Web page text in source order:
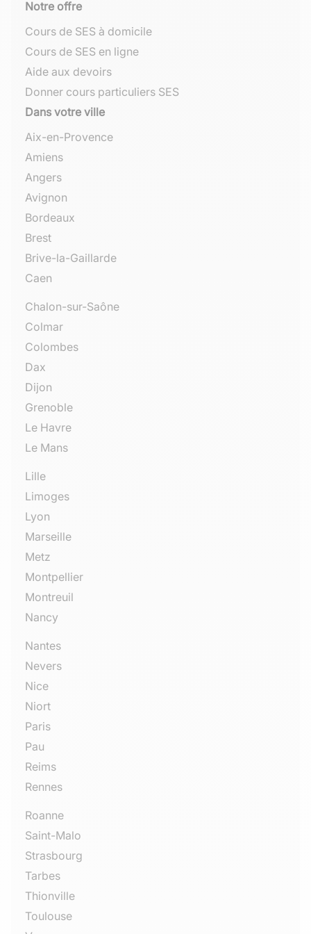
Notre offre
Cours de SES à domicile
Cours de SES en ligne
Aide aux devoirs
Donner cours particuliers SES
Dans votre ville
Aix-en-Provence
Amiens
Angers
Avignon
Bordeaux
Brest
Brive-la-Gaillarde
Caen
Chalon-sur-Saône
Colmar
Colombes
Dax
Dijon
Grenoble
Le Havre
Le Mans
Lille
Limoges
Lyon
Marseille
Metz
Montpellier
Montreuil
Nancy
Nantes
Nevers
Nice
Niort
Paris
Pau
Reims
Rennes
Roanne
Saint-Malo
Strasbourg
Tarbes
Thionville
Toulouse